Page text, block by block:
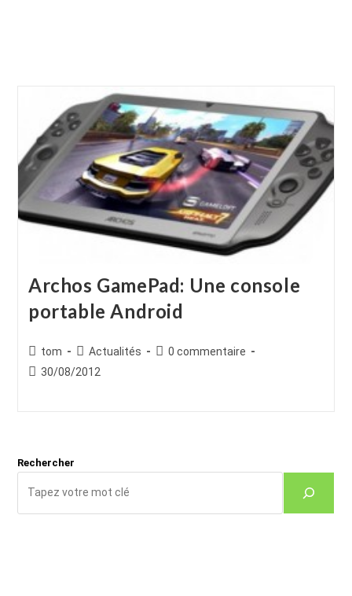
Archos GamePad: Une console
portable Android
Auteur/autrice
de
tom
Post
category:
Actualités
Commentaires
0 commentaire
Publication
30/08/2012
Rechercher